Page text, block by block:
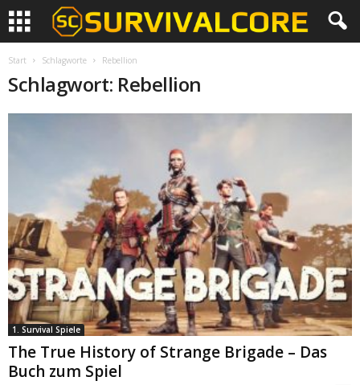
Start Schlagworte Rebellion
Schlagwort: Rebellion
1. Survival Spiele
The True History of Strange Brigade – Das
Buch zum Spiel